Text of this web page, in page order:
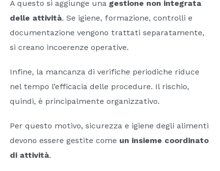
A questo si aggiunge una gestione non integrata
delle attività. Se igiene, formazione, controlli e
documentazione vengono trattati separatamente,
si creano incoerenze operative.
Infine, la mancanza di verifiche periodiche riduce
nel tempo l’efficacia delle procedure. Il rischio,
quindi, è principalmente organizzativo.
Per questo motivo, sicurezza e igiene degli alimenti
devono essere gestite come un insieme coordinato
di attività.